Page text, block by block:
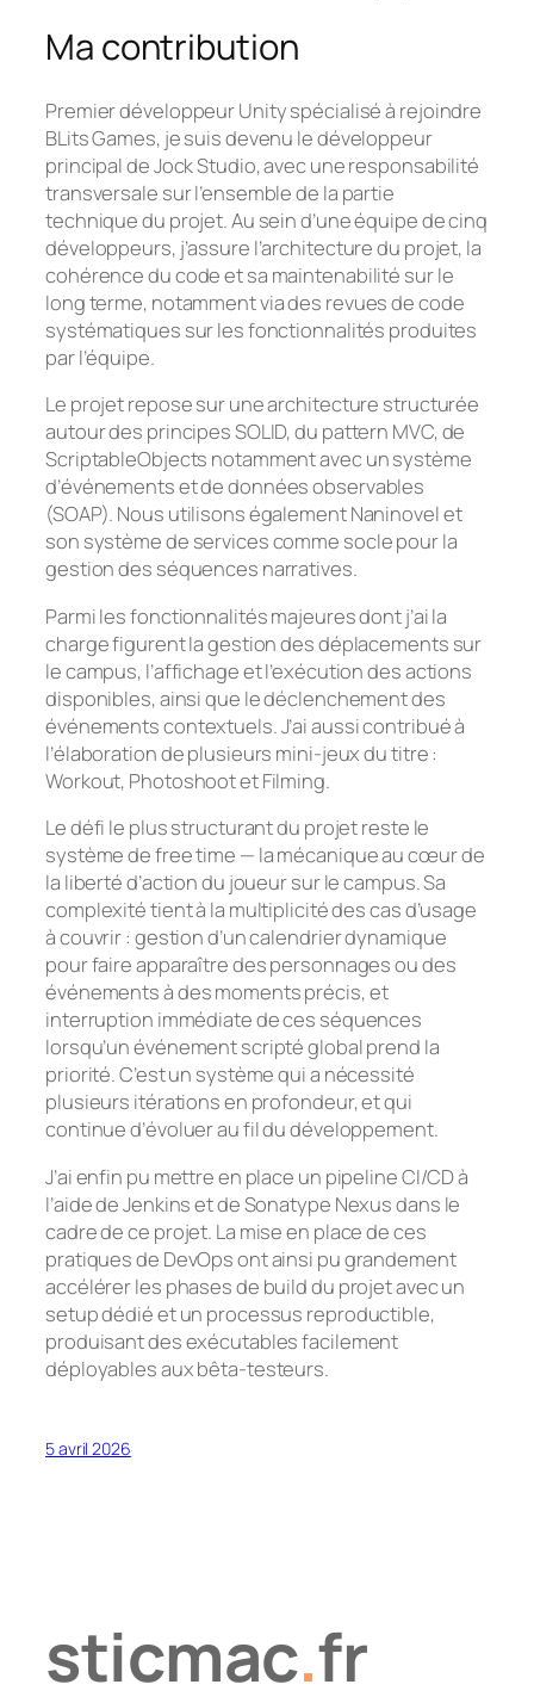
Ma contribution
Premier développeur Unity spécialisé à rejoindre
BLits Games, je suis devenu le développeur
principal de Jock Studio, avec une responsabilité
transversale sur l’ensemble de la partie
technique du projet. Au sein d’une équipe de cinq
développeurs, j’assure l’architecture du projet, la
cohérence du code et sa maintenabilité sur le
long terme, notamment via des revues de code
systématiques sur les fonctionnalités produites
par l’équipe.
Le projet repose sur une architecture structurée
autour des principes SOLID, du pattern MVC, de
ScriptableObjects notamment avec un système
d’événements et de données observables
(SOAP). Nous utilisons également Naninovel et
son système de services comme socle pour la
gestion des séquences narratives.
Parmi les fonctionnalités majeures dont j’ai la
charge figurent la gestion des déplacements sur
le campus, l’affichage et l’exécution des actions
disponibles, ainsi que le déclenchement des
événements contextuels. J’ai aussi contribué à
l’élaboration de plusieurs mini-jeux du titre :
Workout, Photoshoot et Filming.
Le défi le plus structurant du projet reste le
système defree time — la mécanique au cœur de
la liberté d’action du joueur sur le campus. Sa
complexité tient à la multiplicité des cas d’usage
à couvrir : gestion d’un calendrier dynamique
pour faire apparaître des personnages ou des
événements à des moments précis, et
interruption immédiate de ces séquences
lorsqu’un événement scripté global prend la
priorité. C’est un système qui a nécessité
plusieurs itérations en profondeur, et qui
continue d’évoluer au fil du développement.
J’ai enfin pu mettre en place un pipeline CI/CD à
l’aide de Jenkins et de Sonatype Nexus dans le
cadre de ce projet. La mise en place de ces
pratiques de DevOps ont ainsi pu grandement
accélérer les phases de build du projet avec un
setup dédié et un processus reproductible,
produisant des exécutables facilement
déployables aux bêta-testeurs.
5 avril 2026
sticmac.fr